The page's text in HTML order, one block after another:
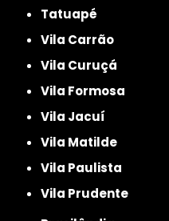
Tatuapé
Vila Carrão
Vila Curuçá
Vila Formosa
Vila Jacuí
Vila Matilde
Vila Paulista
Vila Prudente